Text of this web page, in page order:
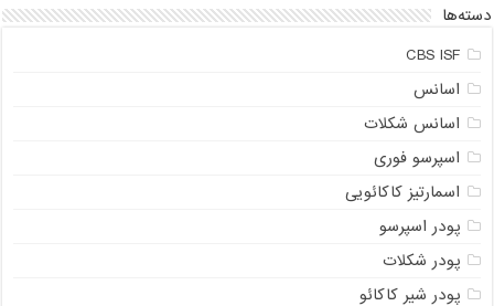
دسته‌ها
CBS ISF
اسانس
اسانس شکلات
اسپرسو فوری
اسمارتیز کاکائویی
پودر اسپرسو
پودر شکلات
پودر شیر کاکائو